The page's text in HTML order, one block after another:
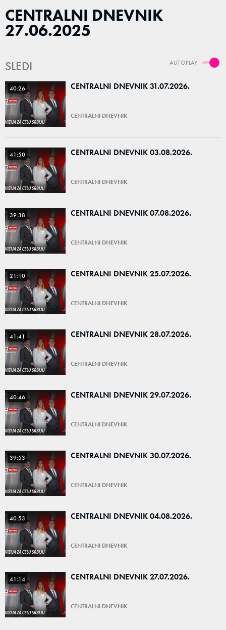
CENTRALNI DNEVNIK
27.06.2025
AUTOPLAY
SLEDI
40:26 CENTRALNI DNEVNIK 31.07.2026.
CENTRALNI DNEVNIK
41:50 CENTRALNI DNEVNIK 03.08.2026.
CENTRALNI DNEVNIK
39:38 CENTRALNI DNEVNIK 07.08.2026.
CENTRALNI DNEVNIK
21:10 CENTRALNI DNEVNIK 25.07.2026.
CENTRALNI DNEVNIK
41:41 CENTRALNI DNEVNIK 28.07.2026.
CENTRALNI DNEVNIK
40:46 CENTRALNI DNEVNIK 29.07.2026.
CENTRALNI DNEVNIK
39:53 CENTRALNI DNEVNIK 30.07.2026.
CENTRALNI DNEVNIK
40:53 CENTRALNI DNEVNIK 04.08.2026.
CENTRALNI DNEVNIK
41:14 CENTRALNI DNEVNIK 27.07.2026.
CENTRALNI DNEVNIK